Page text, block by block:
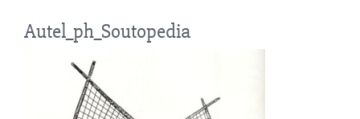
Autel_ph_Soutopedia